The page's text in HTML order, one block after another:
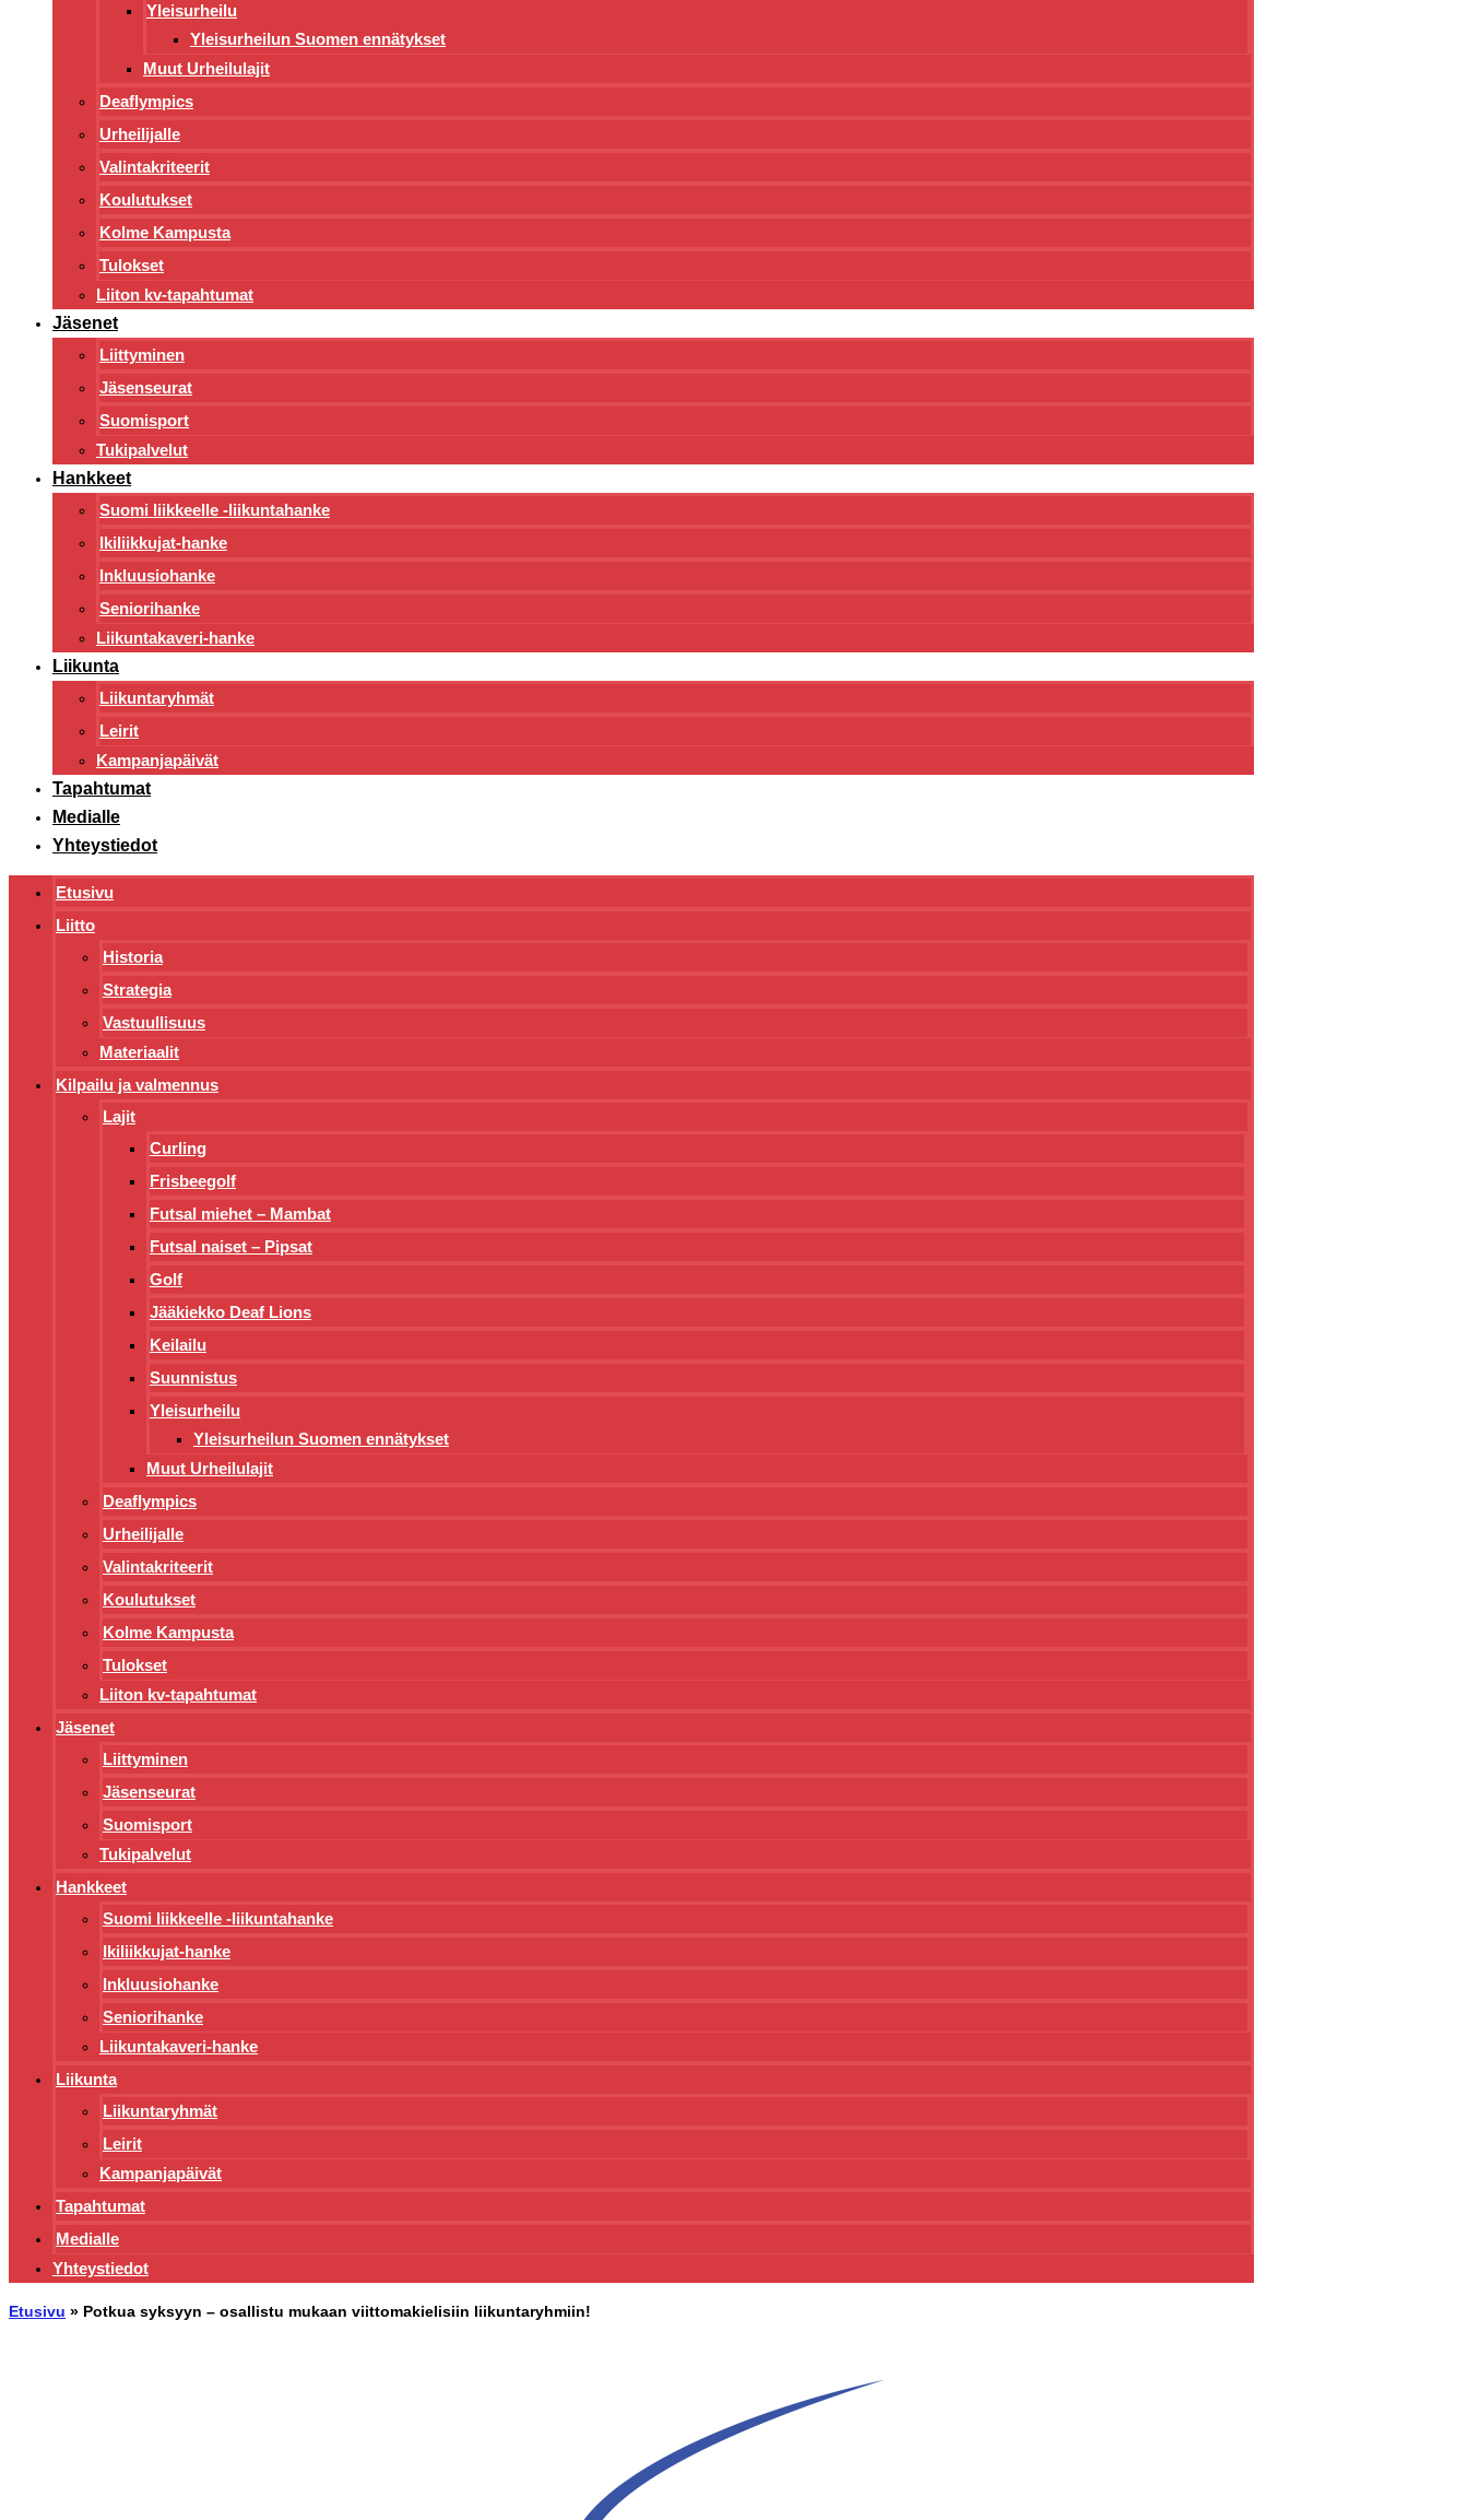
Yleisurheilu
Yleisurheilun Suomen ennätykset
Muut Urheilulajit
Deaflympics
Urheilijalle
Valintakriteerit
Koulutukset
Kolme Kampusta
Tulokset
Liiton kv-tapahtumat
Jäsenet
Liittyminen
Jäsenseurat
Suomisport
Tukipalvelut
Hankkeet
Suomi liikkeelle -liikuntahanke
Ikiliikkujat-hanke
Inkluusiohanke
Seniorihanke
Liikuntakaveri-hanke
Liikunta
Liikuntaryhmät
Leirit
Kampanjapäivät
Tapahtumat
Medialle
Yhteystiedot
Etusivu
Liitto
Historia
Strategia
Vastuullisuus
Materiaalit
Kilpailu ja valmennus
Lajit
Curling
Frisbeegolf
Futsal miehet – Mambat
Futsal naiset – Pipsat
Golf
Jääkiekko Deaf Lions
Keilailu
Suunnistus
Yleisurheilu
Yleisurheilun Suomen ennätykset
Muut Urheilulajit
Deaflympics
Urheilijalle
Valintakriteerit
Koulutukset
Kolme Kampusta
Tulokset
Liiton kv-tapahtumat
Jäsenet
Liittyminen
Jäsenseurat
Suomisport
Tukipalvelut
Hankkeet
Suomi liikkeelle -liikuntahanke
Ikiliikkujat-hanke
Inkluusiohanke
Seniorihanke
Liikuntakaveri-hanke
Liikunta
Liikuntaryhmät
Leirit
Kampanjapäivät
Tapahtumat
Medialle
Yhteystiedot
Etusivu » Potkua syksyyn – osallistu mukaan viittomakielisiin liikuntaryhmiin!